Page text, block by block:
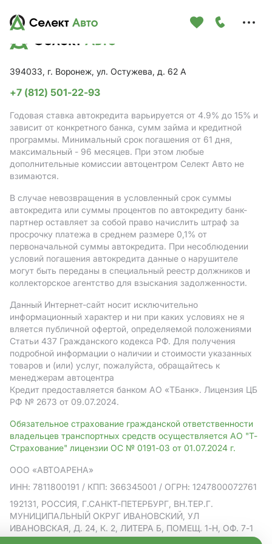
394033, г. Воронеж, ул. Остужева, д. 62 А
+7 (812) 501-22-93
Годовая ставка автокредита варьируется от 4.9% до 15% и
зависит от конкретного банка, сумм займа и кредитной
программы. Минимальный срок погашения от 61 дня,
максимальный - 96 месяцев. При этом любые
дополнительные комиссии автоцентром Селект Авто не
взимаются.
В случае невозвращения в условленный срок суммы
автокредита или суммы процентов по автокредиту банк-
партнер оставляет за собой право начислить штраф за
просрочку платежа в среднем размере 0,1% от
первоначальной суммы автокредита. При несоблюдении
условий погашения автокредита данные о нарушителе
могут быть переданы в специальный реестр должников и
коллекторское агентство для взыскания задолженности.
Данный Интернет-сайт носит исключительно
информационный характер и ни при каких условиях не я
вляется публичной офертой, определяемой положениями
Статьи 437 Гражданского кодекса РФ. Для получения
подробной информации о наличии и стоимости указанных
товаров и (или) услуг, пожалуйста, обращайтесь к
менеджерам автоцентра
Кредит предоставляется банком АO «ТБанк». Лицензия ЦБ
РФ № 2673 от 09.07.2024.
Обязательное страхование гражданской ответственности
владельцев транспортных средств осуществляется АО "Т-
Страхование" лицензии ОС № 0191-03 от 01.07.2024 г.
ООО «АВТОАРЕНА»
ИНН: 7811800191 / КПП: 366345001 / ОГРН: 1247800072761
192131, РОССИЯ, Г.САНКТ-ПЕТЕРБУРГ, ВН.ТЕР.Г.
МУНИЦИПАЛЬНЫЙ ОКРУГ ИВАНОВСКИЙ, УЛ
ИВАНОВСКАЯ, Д. 24, К. 2, ЛИТЕРА Б, ПОМЕЩ. 1-Н, ОФ. 7-1